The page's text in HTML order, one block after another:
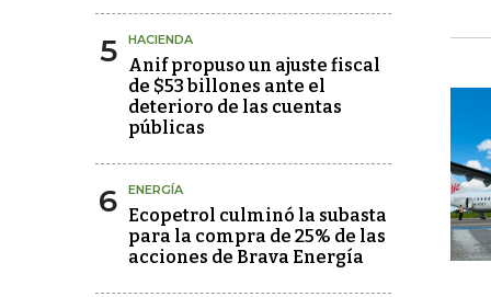
5 HACIENDA
Anif propuso un ajuste fiscal
de $53 billones ante el
deterioro de las cuentas
públicas
6 ENERGÍA
Ecopetrol culminó la subasta
para la compra de 25% de las
acciones de Brava Energía